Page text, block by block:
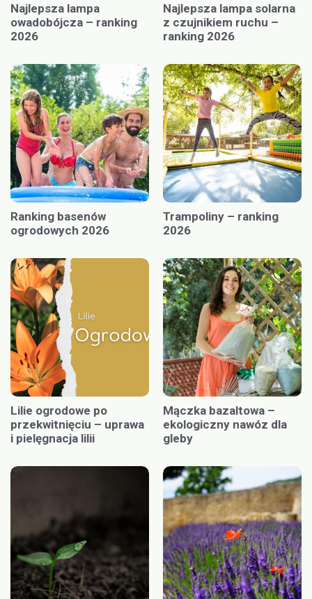
Najlepsza lampa
owadobójcza – ranking
2026
Najlepsza lampa solarna
z czujnikiem ruchu –
ranking 2026
Ranking basenów
ogrodowych 2026
Trampoliny – ranking
2026
Lilie ogrodowe po
przekwitnięciu – uprawa
i pielęgnacja lilii
Mączka bazaltowa –
ekologiczny nawóz dla
gleby